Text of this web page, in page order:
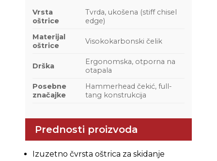
Vrsta
oštrice
Tvrda, ukošena (stiff chisel
edge)
Materijal
oštrice
Visokokarbonski čelik
Drška
Ergonomska, otporna na
otapala
Posebne
značajke
Hammerhead čekić, full-
tang konstrukcija
Prednosti proizvoda
Izuzetno čvrsta oštrica za skidanje